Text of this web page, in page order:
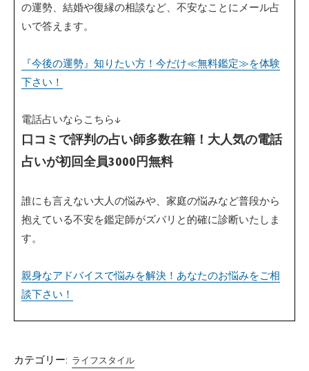
の運勢、結婚や復縁の相談など、不安なことにメール占
いで答えます。
『今後の運勢』知りたい方！今だけ≪無料鑑定≫を体験
下さい！
電話占いならこちら↓
口コミで評判の占い師多数在籍！大人気の電話
占いが初回全員3000円無料
誰にも言えない大人の悩みや、家庭の悩みなど普段から
抱えている不安を鑑定師がズバリと的確に診断いたしま
す。
親身なアドバイスで悩みを解決！あなたのお悩みをご相
談下さい！
カテゴリー: ライフスタイル